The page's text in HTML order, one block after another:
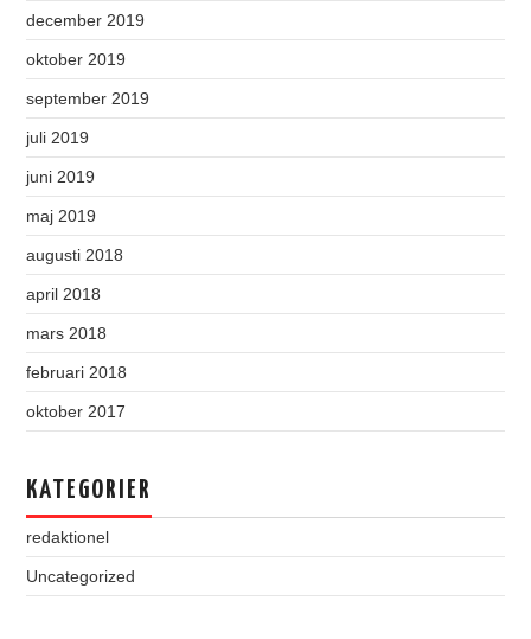
december 2019
oktober 2019
september 2019
juli 2019
juni 2019
maj 2019
augusti 2018
april 2018
mars 2018
februari 2018
oktober 2017
KATEGORIER
redaktionel
Uncategorized